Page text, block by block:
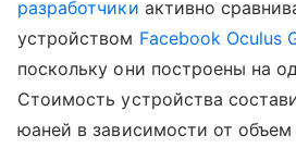
разработчики активно
устройством Facebook Oculus
поскольку они построены на
Стоимость устройства
юаней в зависимости от объем